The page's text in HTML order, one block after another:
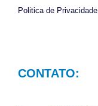
Politica de Privacidade
CONTATO: